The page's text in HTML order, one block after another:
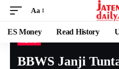
Aa
ES Money Read History
BBWS Janji